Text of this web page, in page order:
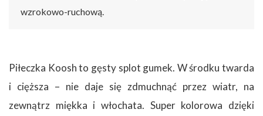
wzrokowo-ruchową.
Piłeczka Koosh to gęsty splot gumek. W środku twarda
i cięższa – nie daje się zdmuchnąć przez wiatr, na
zewnątrz miękka i włochata. Super kolorowa dzięki